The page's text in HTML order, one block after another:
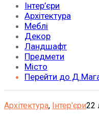
Інтер’єри
Архітектура
Меблі
Декор
Ландшафт
Предмети
Місто
Перейти до
Архітектура, Інтер'єри22